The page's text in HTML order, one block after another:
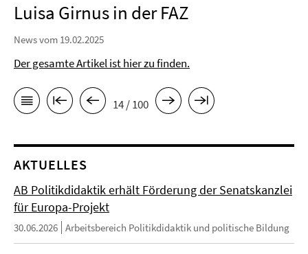
Luisa Girnus in der FAZ
News vom 19.02.2025
Der gesamte Artikel ist hier zu finden.
14 / 100
AKTUELLES
AB Politikdidaktik erhält Förderung der Senatskanzlei
für Europa-Projekt
30.06.2026 Arbeitsbereich Politikdidaktik und politische Bildung